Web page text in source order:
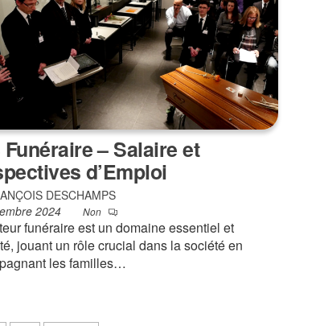
Funéraire – Salaire et
d’Emploi
DESCHAMPS
2024
Non
funéraire est un domaine essentiel et
jouant un rôle crucial dans la société en
les familles…